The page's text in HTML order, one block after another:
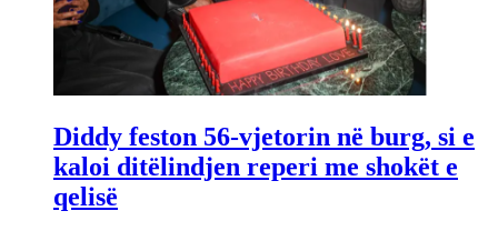
Diddy feston 56-vjetorin në burg, si e
kaloi ditëlindjen reperi me shokët e
qelisë